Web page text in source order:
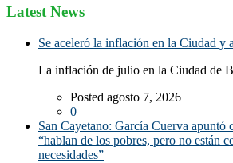
Latest News
Se aceleró la inflación en la Ciudad y
La inflación de julio en la Ciudad de
Posted agosto 7, 2026
0
San Cayetano: García Cuerva apuntó
“hablan de los pobres, pero no están
necesidades”